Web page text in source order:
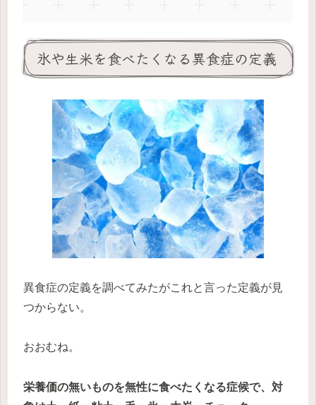
氷や生米を食べたくなる異食症の定義
異食症の定義を調べてみたがこれと言った定義が見
つからない。
おおむね。
栄養価の無いものを無性に食べたくなる症候で、対